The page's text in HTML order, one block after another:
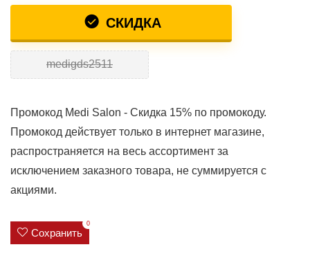
СКИДКА
medigds2511
Промокод Medi Salon - Скидка 15% по промокоду.
Промокод действует только в интернет магазине,
распространяется на весь ассортимент за
исключением заказного товара, не суммируется с
акциями.
Сохранить
0